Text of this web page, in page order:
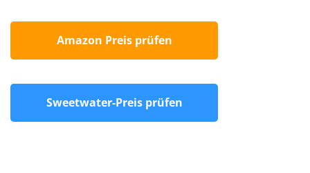
Amazon Preis prüfen
Sweetwater-Preis prüfen